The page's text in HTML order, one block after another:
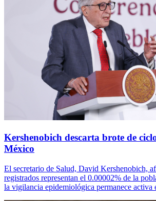
Kershenobich descarta brote de
México
El secretario de Salud, David Kershenobich,
registrados representan el 0.00002% de la
la vigilancia epidemiológica permanece activa